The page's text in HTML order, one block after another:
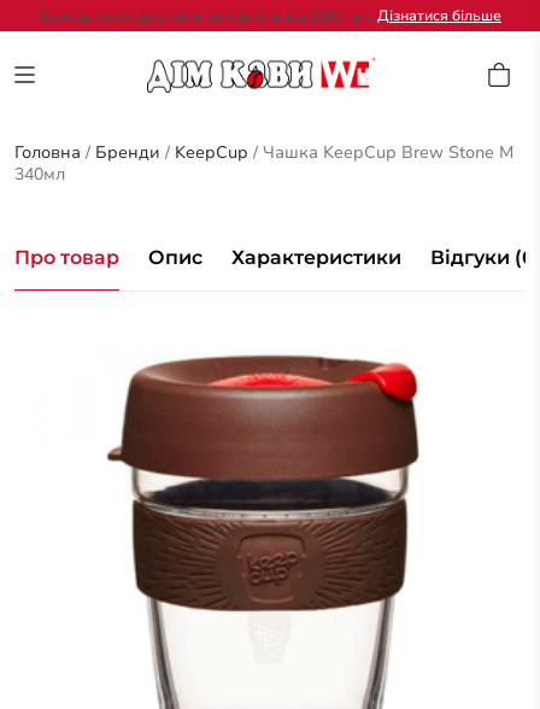
Безкоштовна доставка замовлень від 2000 грн. Дізнатися більше
Головна / Бренди / KeepCup / Чашка KeepCup Brew Stone M
340мл
Про товар Опис Характеристики Відгуки